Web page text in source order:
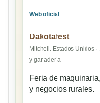
Web oficial
Dakotafest
Mitchell, Estados Unidos
y ganadería
Feria de
y negocios rurales.